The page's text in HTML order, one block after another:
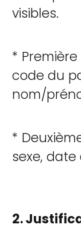
visibles.
*
code du
nom/
*
sexe,
2.